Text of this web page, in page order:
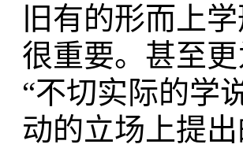
旧有的形而上
很重要。甚至
“不切实际的学
动的立场上提